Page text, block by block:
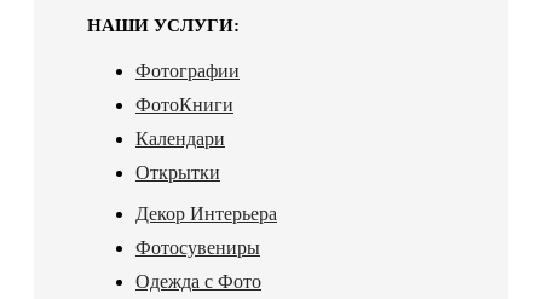
НАШИ УСЛУГИ:
Фотографии
ФотоКниги
Календари
Открытки
Декор Интерьера
Фотосувениры
Одежда с Фото